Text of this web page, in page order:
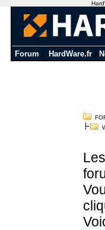
Forum HardWare.fr